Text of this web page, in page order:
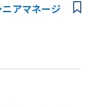
品では限界があり、侵
十分となり、ID/権
とガバナンスの再設
先要求、開示厳格化
。セキュリティは経営
属人化でSOC運用が
ル刷新が急務。
ニアマネージ